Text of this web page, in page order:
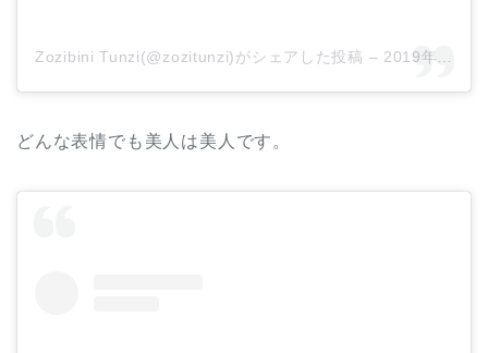
Zozibini Tunzi(@zozitunzi)がシェアした投稿 – 2019年12月月4日午後1時18分PST
どんな表情でも美人は美人です。